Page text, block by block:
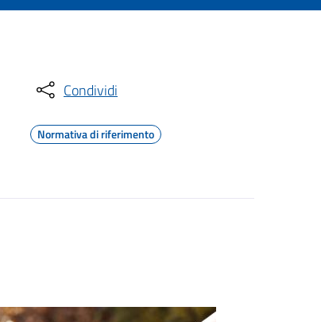
Condividi
Normativa di riferimento